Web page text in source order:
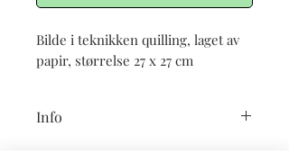
Bilde i teknikken quilling, laget av
papir, størrelse 27 x 27 cm
Info